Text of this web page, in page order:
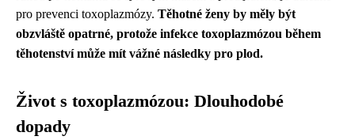
pro prevenci toxoplazmózy. Těhotné ženy by měly být
obzvláště opatrné, protože infekce toxoplazmózou během
těhotenství může mít vážné následky pro plod.
Život s toxoplazmózou: Dlouhodobé
dopady